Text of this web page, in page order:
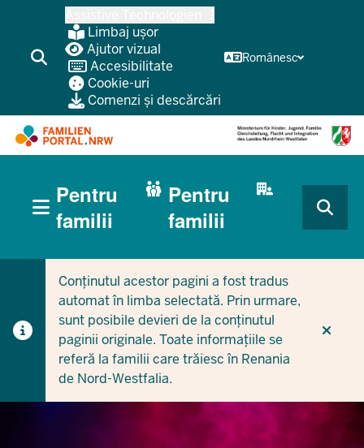
conținutul
principal
Limbaj ușor
Ajutor vizual
Accesibilitate
Cookie-uri
Comenzi și descărcări
Românesc
CURRENT SECTION PENTRU FAMILII
CURRENT SECTION PENTRU ÎNTREPRINDERI/
(BÜRGERBEREICH
MOBILE)
Pentru
familii
Pentru
familii
Conținutul acestor pagini a fost tradus
automat în limba selectată. Prin urmare,
sunt posibile devieri de la conținutul
paginii originale. Toate informațiile se
referă la familii care trăiesc în Renania
de Nord-Westfalia.